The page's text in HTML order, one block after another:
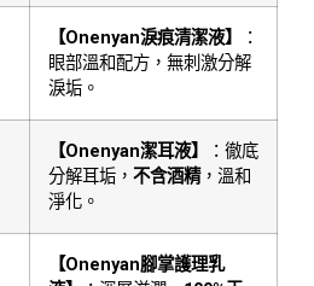
【Onenyan淚痕清潔液】
：
眼部溫和配方，無刺激分解
淚垢。
【Onenyan潔耳液】
：徹底
分解耳垢， 不含酒精，溫和
淨化。
【Onenyan腳掌護理乳